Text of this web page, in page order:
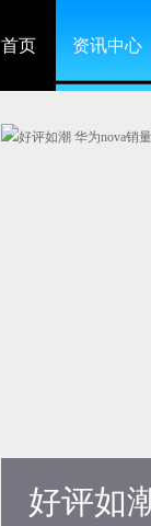
首页 资讯中心
好评如